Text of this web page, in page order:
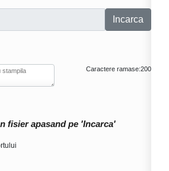
Incarca
Caractere ramase:200
fisier apasand pe 'Incarca'